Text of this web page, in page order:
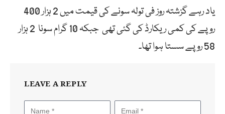
یاد رہے گزشتہ روز فی تولہ سونے کی قیمت میں 2 ہزار 400
روپے کی کمی ریکارڈ کی گئی تھی جبکہ 10 گرام سونا 2 ہزار
58 روپے سستا ہوا تھا۔
LEAVE A REPLY